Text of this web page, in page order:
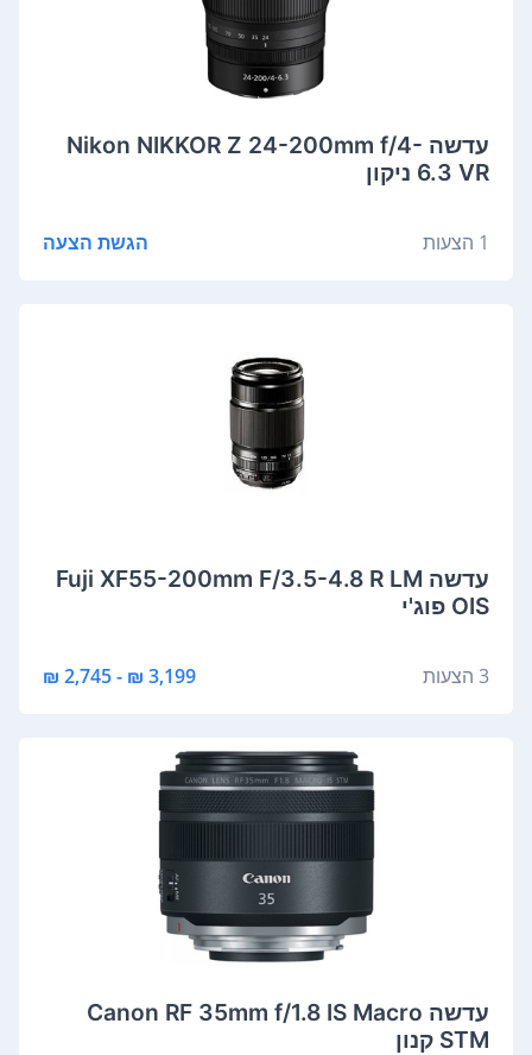
‏עדשה Nikon NIKKOR Z 24-200mm f/4-
6.3 VR ניקון
1 הצעות הגשת הצעה
‏עדשה Fuji XF55-200mm F/3.5-4.8 R LM
OIS פוג'י
3 הצעות 3,199 ₪ - 2,745 ₪
‏עדשה Canon RF 35mm f/1.8 IS Macro
STM קנון